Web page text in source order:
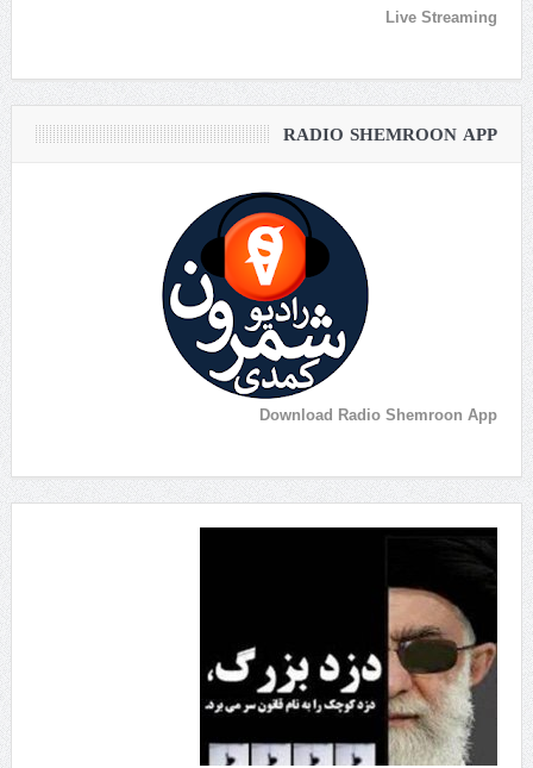
Live Streaming
RADIO SHEMROON APP
Download Radio Shemroon App